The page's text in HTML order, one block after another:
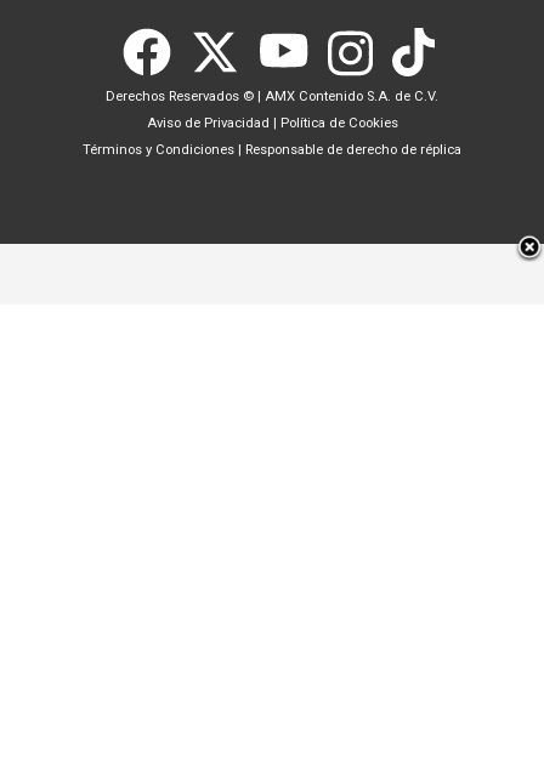
Derechos Reservados © | AMX Contenido S.A. de C.V.
Aviso de Privacidad | Política de Cookies
Términos y Condiciones | Responsable de derecho de réplica